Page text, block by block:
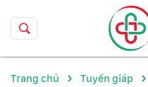
Trang chủ Tuyến giáp